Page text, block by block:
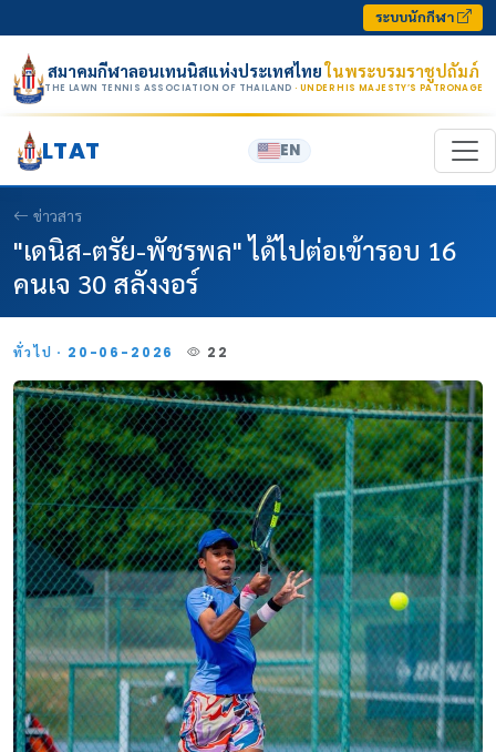
ระบบนักกีฬา
สมาคมกีฬาลอนเทนนิสแห่งประเทศไทยในพระบรมราชูปถัมภ์
THE LAWN TENNIS ASSOCIATION OF THAILAND · UNDER HIS MAJESTY’S PATRONAGE
LTAT EN
ข่าวสาร
"เดนิส-ตรัย-พัชรพล" ได้ไปต่อเข้ารอบ 16
คนเจ 30 สลังงอร์
ทั่วไป · 20-06-2026 22